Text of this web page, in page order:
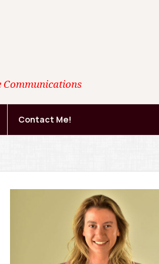
Contact Me!